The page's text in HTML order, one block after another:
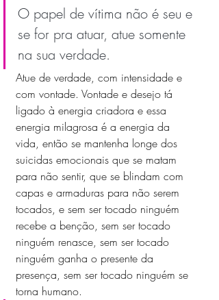
O papel de vítima não é seu e
se for pra atuar, atue somente
na sua verdade.
Atue de verdade, com intensidade e
com vontade. Vontade e desejo tá
ligado à energia criadora e essa
energia milagrosa é a energia da
vida, então se mantenha longe dos
suicidas emocionais que se matam
para não sentir, que se blindam com
capas e armaduras para não serem
tocados, e sem ser tocado ninguém
recebe a benção, sem ser tocado
ninguém renasce, sem ser tocado
ninguém ganha o presente da
presença, sem ser tocado ninguém se
torna humano.